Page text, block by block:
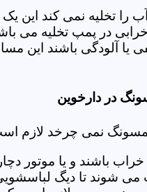
را تخلیه نمی کند این
خرابی در پمپ تخلیه
یا آلودگی باشند
در دارخوین
نمی چرخد لازم است
خراب باشند و یا
شوند تا دیگ لباسشویی